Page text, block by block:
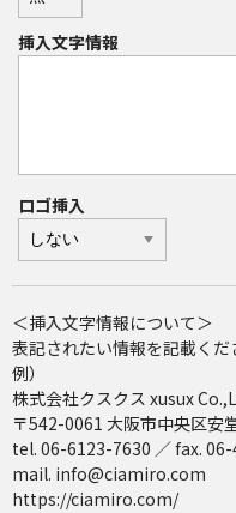
挿入文字情報
ロゴ挿入
＜挿入文字情報について＞
表記されたい情報を記載くだ
例）
株式会社クスクス xusux
〒542-0061 大阪市中央区安
tel. 06-6123-7630 ／ fax.
mail. info@ciamiro.com
https://ciamiro.com/